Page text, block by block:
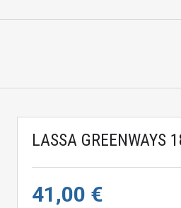
LASSA GREENWAYS
41,00 €